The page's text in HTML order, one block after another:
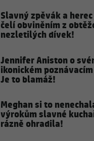
Slavný zpěvák a
čelí obviněním z
nezletilých dívek!
Jennifer Aniston o
ikonickém
Je to blamáž!
Meghan si to
výrokům slavné
rázně ohradila!